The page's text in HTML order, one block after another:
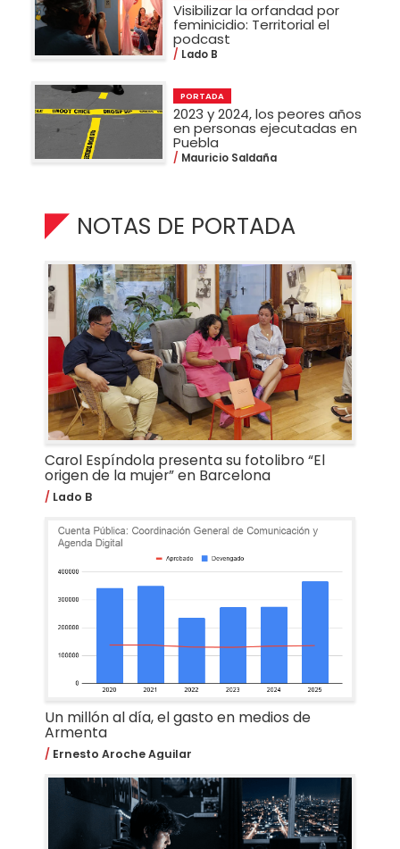
Visibilizar la orfandad por
feminicidio: Territorial el
podcast
Lado B
PORTADA
2023 y 2024, los peores años
en personas ejecutadas en
Puebla
Mauricio Saldaña
NOTAS DE PORTADA
Carol Espíndola presenta su fotolibro “El
origen de la mujer” en Barcelona
Lado B
Un millón al día, el gasto en medios de
Armenta
Ernesto Aroche Aguilar